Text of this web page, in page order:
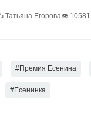
Татьяна Егорова👁 10581
#Премия Есенина
#Есенинка